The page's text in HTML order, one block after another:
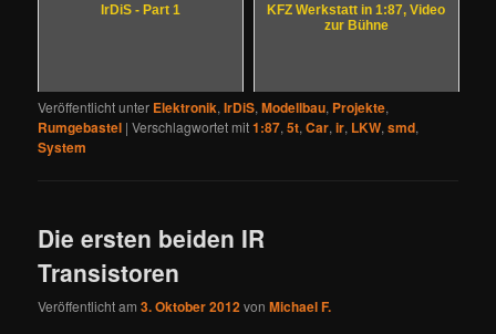
IrDiS - Part 1
KFZ Werkstatt in 1:87, Video
zur Bühne
Veröffentlicht unter Elektronik,IrDiS,Modellbau, Projekte,
Rumgebastel |Verschlagwortet mit1:87,5t,Car,ir, LKW,smd,
System
Die ersten beiden IR
Transistoren
Veröffentlicht am3. Oktober 2012vonMichael F.